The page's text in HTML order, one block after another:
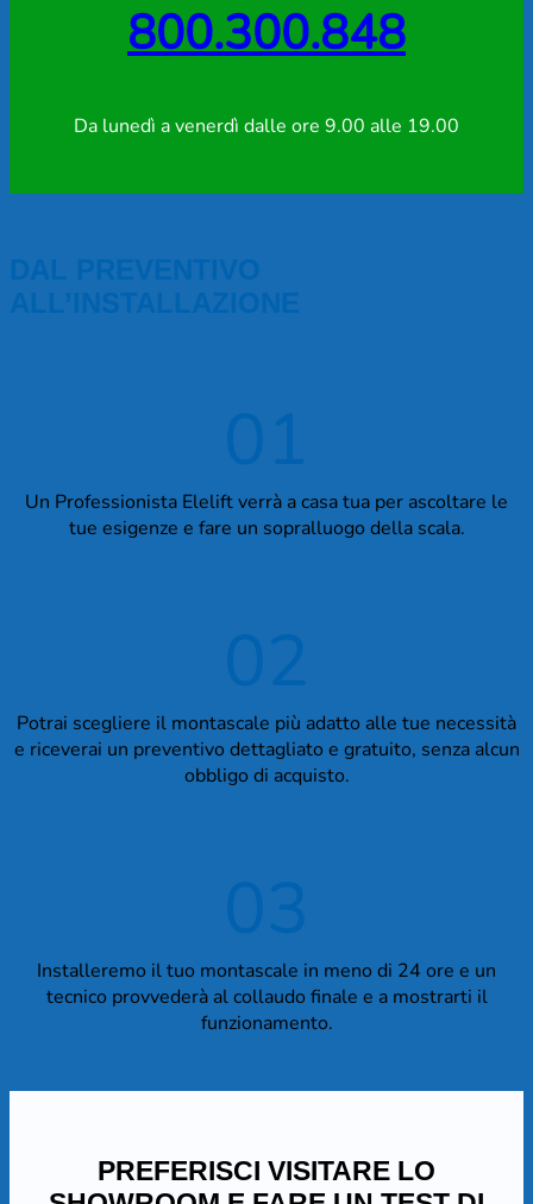
800.300.848
Da lunedì a venerdì dalle ore 9.00 alle 19.00
Un Professionista Elelift verrà a casa tua per ascoltare le
tue esigenze e fare un sopralluogo della scala.
Potrai scegliere il montascale più adatto alle tue necessità
e riceverai un preventivo dettagliato e gratuito, senza alcun
obbligo di acquisto.
Installeremo il tuo montascale in meno di 24 ore e un
tecnico provvederà al collaudo finale e a mostrarti il
funzionamento.
PREFERISCI VISITARE LO